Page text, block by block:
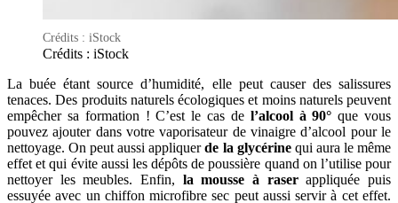
Crédits : iStock
Crédits : iStock
La buée étant source d’humidité, elle peut causer des salissures
tenaces. Des produits naturels écologiques et moins naturels peuvent
empêcher sa formation ! C’est le cas de l’alcool à 90° que vous
pouvez ajouter dans votre vaporisateur de vinaigre d’alcool pour le
nettoyage. On peut aussi appliquerde la glycérinequi aura le même
effet et qui évite aussi les dépôts de poussière quand on l’utilise pour
nettoyer les meubles. Enfin, la mousse à raserappliquée puis
essuyée avec un chiffon microfibre sec peut aussi servir à cet effet.